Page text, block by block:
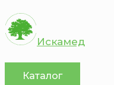
Искамед
Каталог